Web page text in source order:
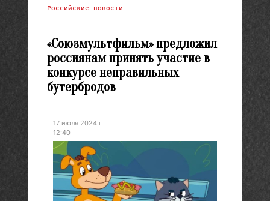
Российские новости
«Союзмультфильм» предложил
россиянам принять участие в
конкурсе неправильных
бутербродов
17 июля 2024 г.
12:40